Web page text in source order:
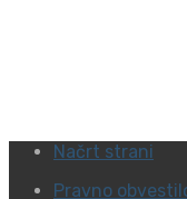
Načrt strani
Pravno